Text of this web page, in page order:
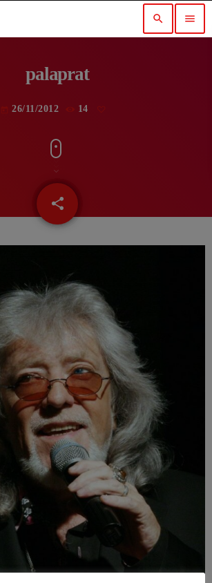
search menu
palaprat
26/11/2012 14
share
email